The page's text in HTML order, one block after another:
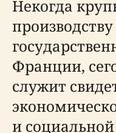
Некогда
Франции,
служит
и